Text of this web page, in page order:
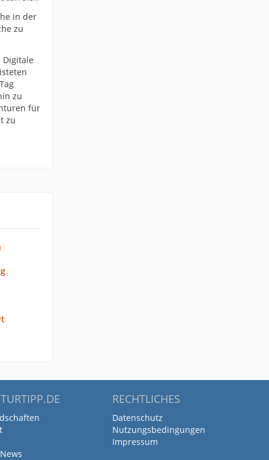
in der
zu
zu
für
zu
RECHTLICHES
Datenschutz
Nutzungsbedingungen
Impressum